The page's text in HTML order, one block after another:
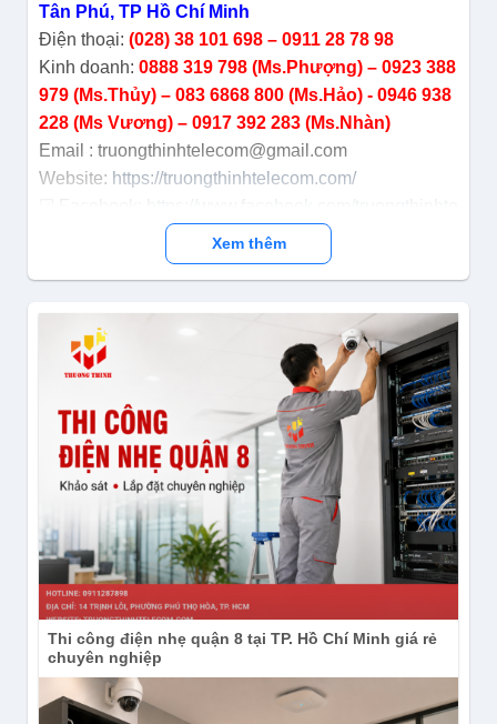
Tân Phú, TP Hồ Chí Minh
Điện thoại: (028) 38 101 698 – 0911 28 78 98
Kinh doanh: 0888 319 798 (Ms.Phượng) – 0923 388
979 (Ms.Thủy) – 083 6868 800 (Ms.Hảo) - 0946 938
228 (Ms Vương) – 0917 392 283 (Ms.Nhàn)
Email : truongthinhtelecom@gmail.com
Website: https://truongthinhtelecom.com/
https://www.instagram.com/congnghetruongthinh/
https://www.youtube.com/channel/
Xem thêm
Thi công điện nhẹ quận 8 tại TP. Hồ Chí Minh giá rẻ
chuyên nghiệp